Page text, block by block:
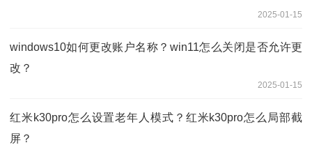
2025-01-15
windows10如何更改账户名称？win11怎么关闭是否允许更
改？
2025-01-15
红米k30pro怎么设置老年人模式？红米k30pro怎么局部截
屏？